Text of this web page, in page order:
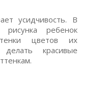
усидчивость. В
рисунка ребенок
цветов их
делать красивые